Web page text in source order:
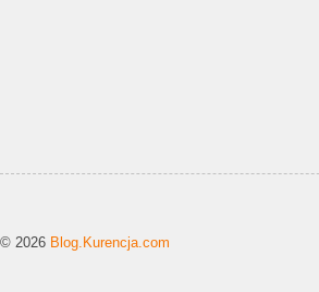
© 2026 Blog.Kurencja.com